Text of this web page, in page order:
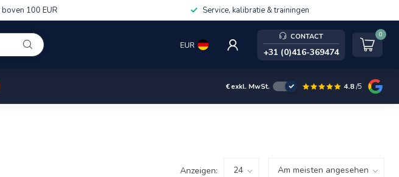
boven 100 EUR Service, kalibratie & trainingen
EUR
CONTACT
+31 (0)416-369474
0
€exkl. MwSt. 4.8/5
Anzeigen: